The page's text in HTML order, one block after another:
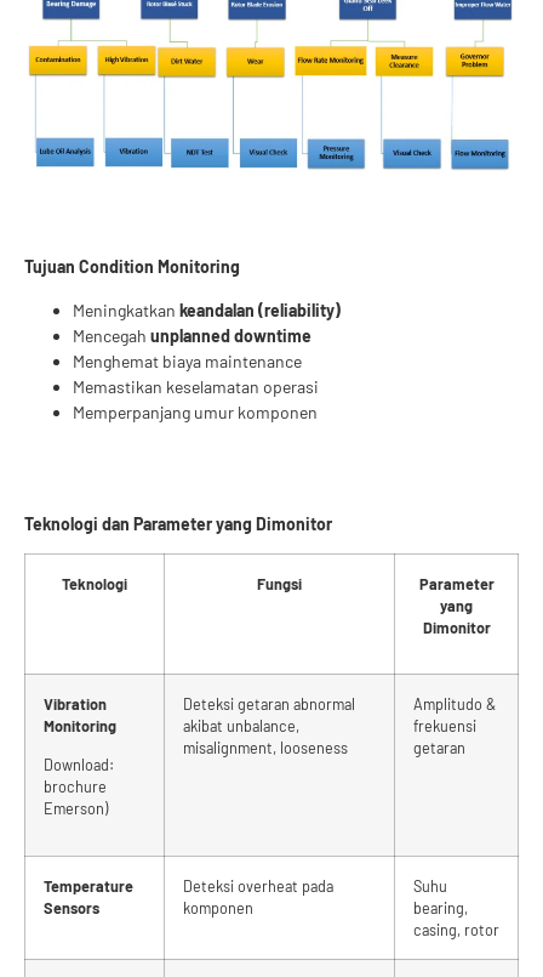
Tujuan Condition Monitoring
Meningkatkan keandalan (reliability)
Mencegah unplanned downtime
Menghemat biaya maintenance
Memastikan keselamatan operasi
Memperpanjang umur komponen
Teknologi dan Parameter yang Dimonitor
Teknologi Fungsi
Parameter
yang
Dimonitor
Vibration
Monitoring
Download:
brochure
Emerson)
Deteksi getaran abnormal
akibat unbalance,
misalignment, looseness
Amplitudo &
frekuensi
getaran
Temperature
Sensors
Deteksi overheat pada
komponen
Suhu
bearing,
casing, rotor